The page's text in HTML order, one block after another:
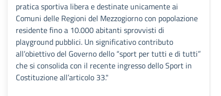
pratica sportiva libera e destinate unicamente ai
Comuni delle Regioni del Mezzogiorno con popolazione
residente fino a 10.000 abitanti sprovvisti di
playground pubblici. Un significativo contributo
all’obiettivo del Governo dello “sport per tutti e di tutti”
che si consolida con il recente ingresso dello Sport in
Costituzione all’articolo 33."